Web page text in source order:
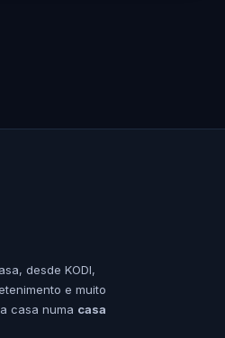
desde KODI,
e muito
casa numa casa